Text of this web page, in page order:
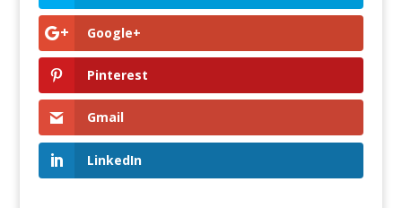
Google+
Pinterest
Gmail
LinkedIn